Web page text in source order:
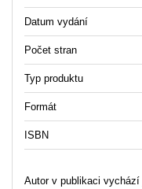
Datum vydání
Počet stran
Typ produktu
Formát
ISBN
Autor v publikaci